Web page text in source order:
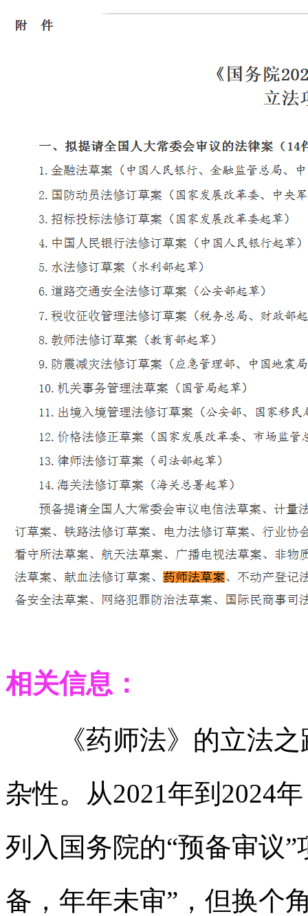
相关信息：
《药师法》的立法之
杂性。从2021年到2024
列入国务院的“预备审议
备，年年未审”，但换个